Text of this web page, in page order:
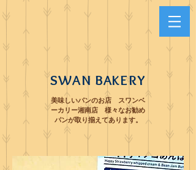
SWAN BAKERY
美味しいパンのお店 スワンベ
ーカリー湘南店 様々なお勧め
パンが取り揃えてあります。